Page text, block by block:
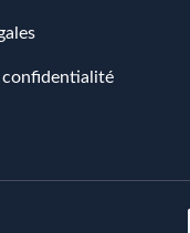
confidentialité